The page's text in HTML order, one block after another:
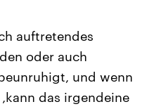
auftretendes
oder auch
und wenn
das irgendeine